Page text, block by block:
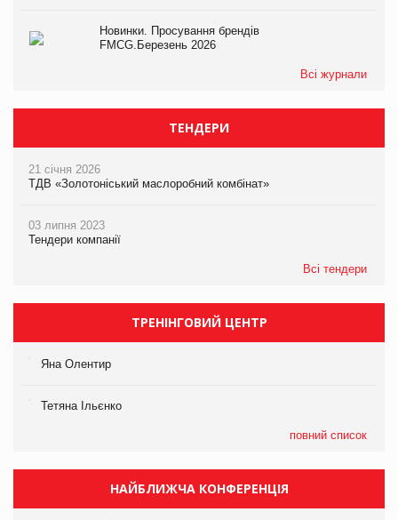
Новинки. Просування брендів
FMCG.Березень 2026
Всі журнали
ТЕНДЕРИ
21 січня 2026
ТДВ «Золотоніський маслоробний комбінат»
03 липня 2023
Тендери компанії
Всі тендери
ТРЕНІНГОВИЙ ЦЕНТР
Яна Олентир
Тетяна Ільєнко
повний список
НАЙБЛИЖЧА КОНФЕРЕНЦІЯ